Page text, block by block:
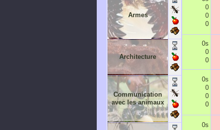
Armes
Architecture
Communication
avec les animaux
0
0
0
0s
0
0
0s
0
0
0
0s